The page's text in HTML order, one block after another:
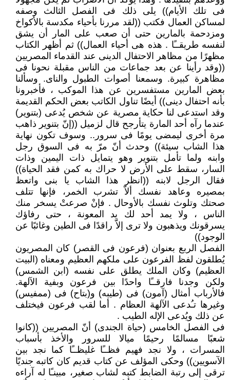
فى تلك الأيام)) يلى ذلك فى الفصل الثالث وصفه
لمساكن العمال فكتب ((لقد مررنا بأحياء مكدسة بالأكواخ
ومزدحمة بالمارين حتى أن صعب على المار أن يشق
لنفسه طريقــًا . هذه هى أحياء العمال)) ثم أظهر الكتاب
مظهرًا من مظاهر الاحتفال الدينى عند القدماء المصريين
((وقد رأينا عن بعد جماعات من الناس مقبلة نحونا فى
مظاهرة كبيرة. وسمعنا أصوات الطبول والناى. وسألنا
بعض المارين مستفسرين عن هذا الموكب ، فأخبرونا
بأنه احتفال دينى)) أيضًا تناول الكاتب بعض الحكم القديمة
وقد استدعى لنا حكاية مصرية عن شخص يُدعى (بتنوير)
عندما رآه أحد المارة يتأرجح قال لزميل ((إنّ بتنوير ذاهب
مرة أخرى ليمضى يومًا فى سرور.. وسوف تكون نهاية
هذا الشاب سيئة)) وحدث أنّ مرّ به فى السوق رجل
وابنه ولما تأمل بتنوير وهو يتمايل ذات اليمين وذات
السار، سقط على الأرض لا حراك به كمن فقد الحياة))
فقال الرجل لابنه ((انظر هذا الشاب يا بنى واتعظ
بمصيره وعاهد نفسك ألاّ تشرب الخمر، فإنها تتلف
صحتك وتلوث نفسك بالأوحال . فإنْ صرعتْ يسخر منك
الناس ، ولا يمد أحد لك يد المعونة ، حتى رفاؤك
يسرقونك ويذهبون ولا ترى إلاّ راقدًا فى الطين وغائبًا عن
الوجود))
الفصل الربع بعنوان (فرعون فى القصر) كان المصريون
يُطلقون لفظ الفرعون على ملكهم العظيم ومعناه (البيت
العظيم) وكان الملك يطلق على نفسه (ابن الشمس)
ولكن وجدنا فارقــًا واحدًا بين فرعون وبفية الآلهة.
فالأرباب أمثال (آمون) فى (طيبه) و(بتاح) فى (ممفيس)
وغيرها تـُدعى الآلهة العظام . أما لقب فرعون فيختلف
عن ذلك ويُدعى الإله الطيب .
فى الفصل الخامس (حياة الجندى) أنّ المصريين ((كانوا
شعبًا مسالمًا رحيمًا ميالا للسرور والأخذ بأسباب
المسرات ، ولا نجد فهيم فظــًا غليظــًا كما نجد بين
الآسويين)) وحكى المؤلف عن كتاب قديم كان كاتبه جنديًا
ترقى إلى رتبة الضابط كتبه لشاب صغير، مبينـًا له آراءه